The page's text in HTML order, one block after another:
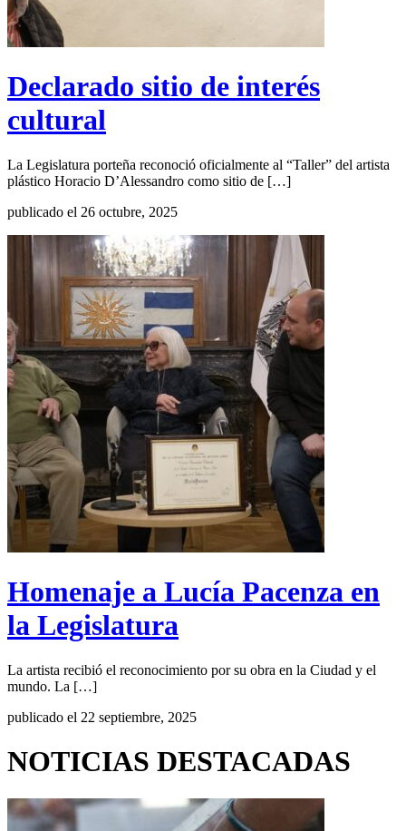
Declarado sitio de interés
cultural
La Legislatura porteña reconoció oficialmente al “Taller” del artista
plástico Horacio D’Alessandro como sitio de […]
publicado el 26 octubre, 2025
Homenaje a Lucía Pacenza en
la Legislatura
La artista recibió el reconocimiento por su obra en la Ciudad y el
mundo. La […]
publicado el 22 septiembre, 2025
NOTICIAS DESTACADAS